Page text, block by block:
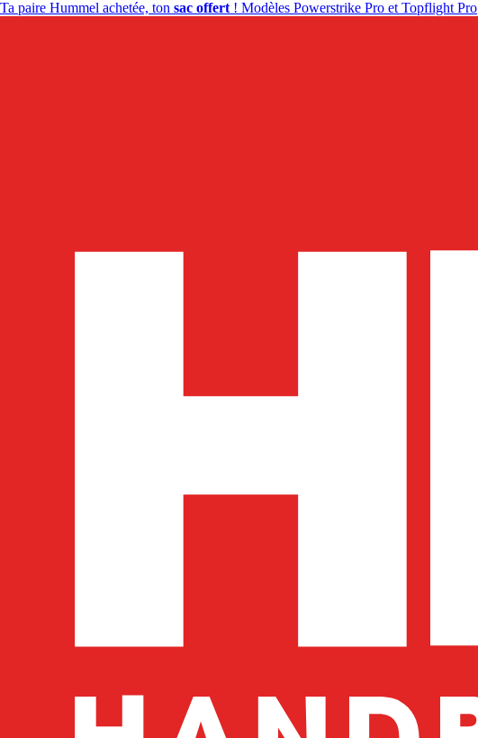
Ta paire Hummel achetée, ton sac offert ! Modèles Powerstrike Pro et Topflight Pro